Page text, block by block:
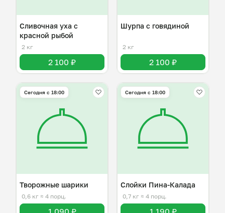
Сливочная уха с
красной рыбой
2 кг
2 100 ₽
Шурпа с говядиной
2 кг
2 100 ₽
Сегодня с 18:00
Творожные шарики
0,6 кг ≈ 4 порц.
Сегодня с 18:00
Слойки Пина-Калада
0,7 кг ≈ 4 порц.